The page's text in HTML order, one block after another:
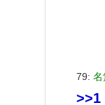
79: 名
>>1